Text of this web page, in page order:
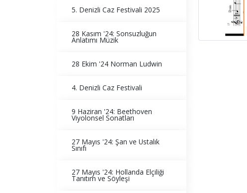
5. Denizli Caz Festivali 2025
28 Kasım '24: Sonsuzluğun
Anlatımı Müzik
28 Ekim '24 Norman Ludwin
4. Denizli Caz Festivali
9 Haziran '24: Beethoven
Viyolonsel Sonatları
27 Mayıs '24: Şan ve Ustalık
Sınıfı
27 Mayıs '24: Hollanda Elçiliği
Tanıtım ve Söyleşi